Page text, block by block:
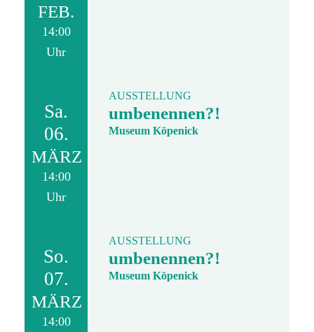
FEB.
14:00
Uhr
Sa.
06.
MÄRZ
14:00
Uhr
AUSSTELLUNG
umbenennen?!
Museum Köpenick
So.
07.
MÄRZ
14:00
AUSSTELLUNG
umbenennen?!
Museum Köpenick